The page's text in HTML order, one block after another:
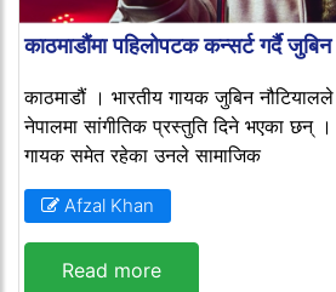
काठमाडौंमा पहिलोपटक कन्सर्ट गर्दै जुबिन
काठमाडौं । भारतीय गायक जुबिन
नेपालमा सांगीतिक प्रस्तुति दिने भएका छन् ।
गायक समेत रहेका उनले सामाजिक
Afzal Khan
Read more